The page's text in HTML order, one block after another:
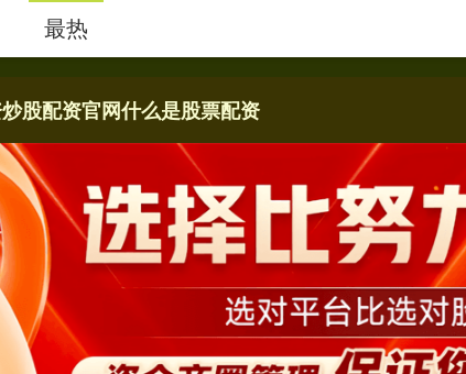
股配资官网什么是股票配资
最热